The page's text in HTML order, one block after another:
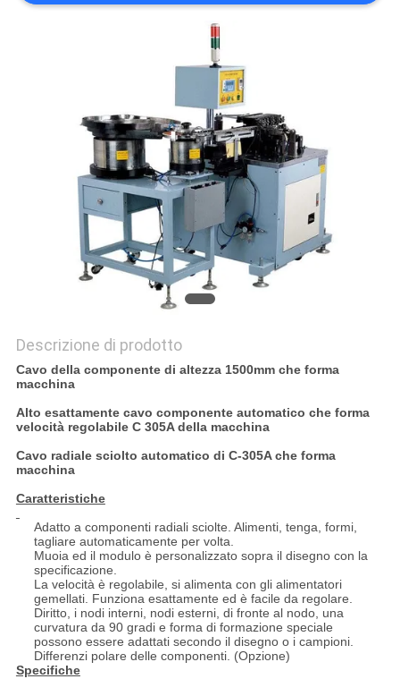
Descrizione di prodotto
Cavo della componente di altezza 1500mm che forma
macchina
Alto esattamente cavo componente automatico che forma
velocità regolabile C 305A della macchina
Cavo radiale sciolto automatico di C-305A che forma
macchina
Caratteristiche
Adatto a componenti radiali sciolte. Alimenti, tenga, formi,
tagliare automaticamente per volta.
Muoia ed il modulo è personalizzato sopra il disegno con la
specificazione.
La velocità è regolabile, si alimenta con gli alimentatori
gemellati. Funziona esattamente ed è facile da regolare.
Diritto, i nodi interni, nodi esterni, di fronte al nodo, una
curvatura da 90 gradi e forma di formazione speciale
possono essere adattati secondo il disegno o i campioni.
Differenzi polare delle componenti. (Opzione)
Specifiche